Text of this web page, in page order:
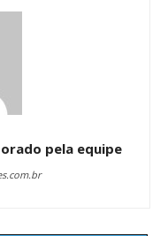
pela equipe